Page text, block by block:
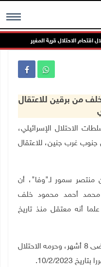
MENU الاحتلال قرية المغير
من برقين للاعتقال
حولت سلطات الاحتلال الإسرائيلي،
جنوب غرب جنين، للاعتقال
منتصر سمور لـ"وفا"، أن
محمد أحمد محمود خلف
لمدة 4 أشهر، علما أنه معتقل منذ تاريخ
وأشار إلى أن خلف، أسير محرر أمضى 8 أشهر، وحرمه الاحتلال
10/2/2023.